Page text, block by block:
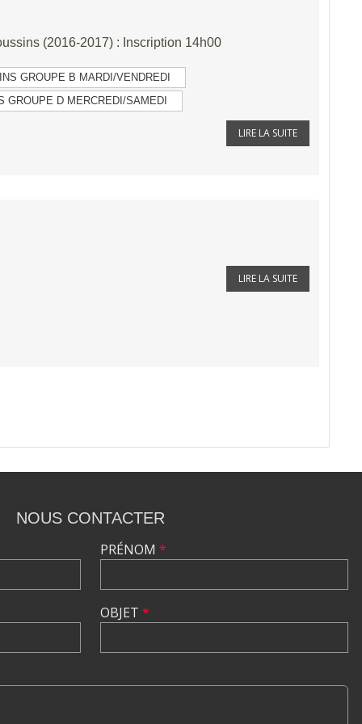
(2016-2017) : Inscription 14h00
GROUPE B MARDI/VENDREDI
GROUPE D MERCREDI/SAMEDI
LIRE LA SUITE
LIRE LA SUITE
NOUS CONTACTER
PRÉNOM *
OBJET *